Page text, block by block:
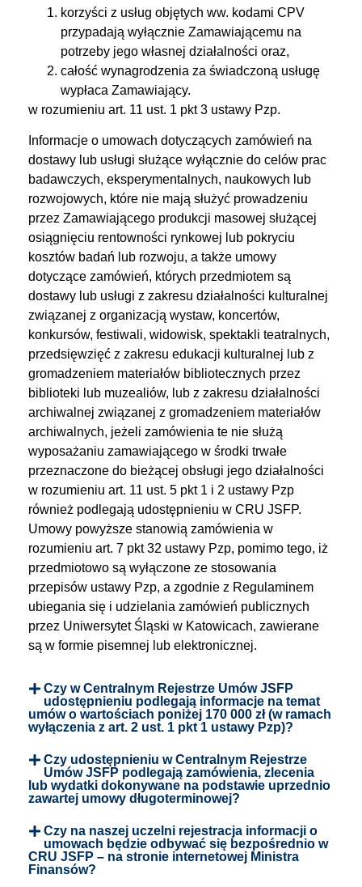
korzyści z usług objętych ww. kodami CPV
przypadają wyłącznie Zamawiającemu na
potrzeby jego własnej działalności oraz,
całość wynagrodzenia za świadczoną usługę
wypłaca Zamawiający.
w rozumieniu art. 11 ust. 1 pkt 3 ustawy Pzp.
Informacje o umowach dotyczących zamówień na
dostawy lub usługi służące wyłącznie do celów prac
badawczych, eksperymentalnych, naukowych lub
rozwojowych, które nie mają służyć prowadzeniu
przez Zamawiającego produkcji masowej służącej
osiągnięciu rentowności rynkowej lub pokryciu
kosztów badań lub rozwoju, a także umowy
dotyczące zamówień, których przedmiotem są
dostawy lub usługi z zakresu działalności kulturalnej
związanej z organizacją wystaw, koncertów,
konkursów, festiwali, widowisk, spektakli teatralnych,
przedsięwzięć z zakresu edukacji kulturalnej lub z
gromadzeniem materiałów bibliotecznych przez
biblioteki lub muzealiów, lub z zakresu działalności
archiwalnej związanej z gromadzeniem materiałów
archiwalnych, jeżeli zamówienia te nie służą
wyposażaniu zamawiającego w środki trwałe
przeznaczone do bieżącej obsługi jego działalności
w rozumieniu art. 11 ust. 5 pkt 1 i 2 ustawy Pzp
również podlegają udostępnieniu w CRU JSFP.
Umowy powyższe stanowią zamówienia w
rozumieniu art. 7 pkt 32 ustawy Pzp, pomimo tego, iż
przedmiotowo są wyłączone ze stosowania
przepisów ustawy Pzp, a zgodnie z Regulaminem
ubiegania się i udzielania zamówień publicznych
przez Uniwersytet Śląski w Katowicach, zawierane
są w formie pisemnej lub elektronicznej.
Czy w Centralnym Rejestrze Umów JSFP
udostępnieniu podlegają informacje na temat
umów o wartościach poniżej 170 000 zł (w ramach
wyłączenia z art. 2 ust. 1 pkt 1 ustawy Pzp)?
Czy udostępnieniu w Centralnym Rejestrze
Umów JSFP podlegają zamówienia, zlecenia
lub wydatki dokonywane na podstawie uprzednio
zawartej umowy długoterminowej?
Czy na naszej uczelni rejestracja informacji o
umowach będzie odbywać się bezpośrednio w
CRU JSFP – na stronie internetowej Ministra
Finansów?